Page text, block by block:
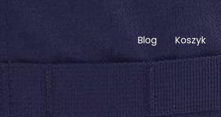
Blog Koszyk